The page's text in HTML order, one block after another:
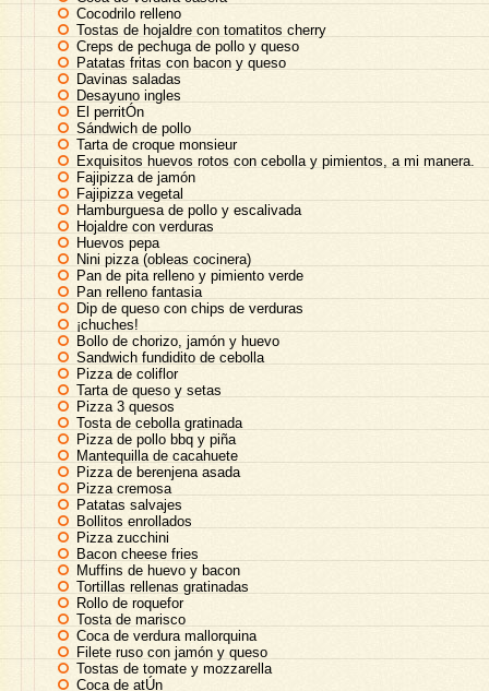
Cocodrilo relleno
Tostas de hojaldre con tomatitos cherry
Creps de pechuga de pollo y queso
Patatas fritas con bacon y queso
Davinas saladas
Desayuno ingles
El perritÓn
Sándwich de pollo
Tarta de croque monsieur
Exquisitos huevos rotos con cebolla y pimientos, a mi manera.
Fajipizza de jamón
Fajipizza vegetal
Hamburguesa de pollo y escalivada
Hojaldre con verduras
Huevos pepa
Nini pizza (obleas cocinera)
Pan de pita relleno y pimiento verde
Pan relleno fantasia
Dip de queso con chips de verduras
¡chuches!
Bollo de chorizo, jamón y huevo
Sandwich fundidito de cebolla
Pizza de coliflor
Tarta de queso y setas
Pizza 3 quesos
Tosta de cebolla gratinada
Pizza de pollo bbq y piña
Mantequilla de cacahuete
Pizza de berenjena asada
Pizza cremosa
Patatas salvajes
Bollitos enrollados
Pizza zucchini
Bacon cheese fries
Muffins de huevo y bacon
Tortillas rellenas gratinadas
Rollo de roquefor
Tosta de marisco
Coca de verdura mallorquina
Filete ruso con jamón y queso
Tostas de tomate y mozzarella
Coca de atÚn